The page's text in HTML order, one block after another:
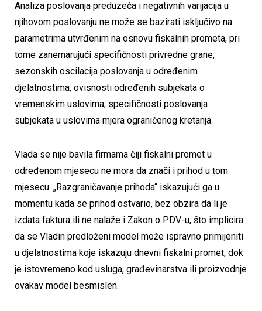
Analiza poslovanja preduzeća i negativnih varijacija u
njihovom poslovanju ne može se bazirati isključivo na
parametrima utvrđenim na osnovu fiskalnih prometa, pri
tome zanemarujući specifičnosti privredne grane,
sezonskih oscilacija poslovanja u određenim
djelatnostima, ovisnosti određenih subjekata o
vremenskim uslovima, specifičnosti poslovanja
subjekata u uslovima mjera ograničenog kretanja.
Vlada se nije bavila firmama čiji fiskalni promet u
određenom mjesecu ne mora da znači i prihod u tom
mjesecu. „Razgraničavanje prihoda“ iskazujući ga u
momentu kada se prihod ostvario, bez obzira da li je
izdata faktura ili ne nalaže i Zakon o PDV-u, što implicira
da se Vladin predloženi model može ispravno primijeniti
u djelatnostima koje iskazuju dnevni fiskalni promet, dok
je istovremeno kod usluga, građevinarstva ili proizvodnje
ovakav model besmislen.